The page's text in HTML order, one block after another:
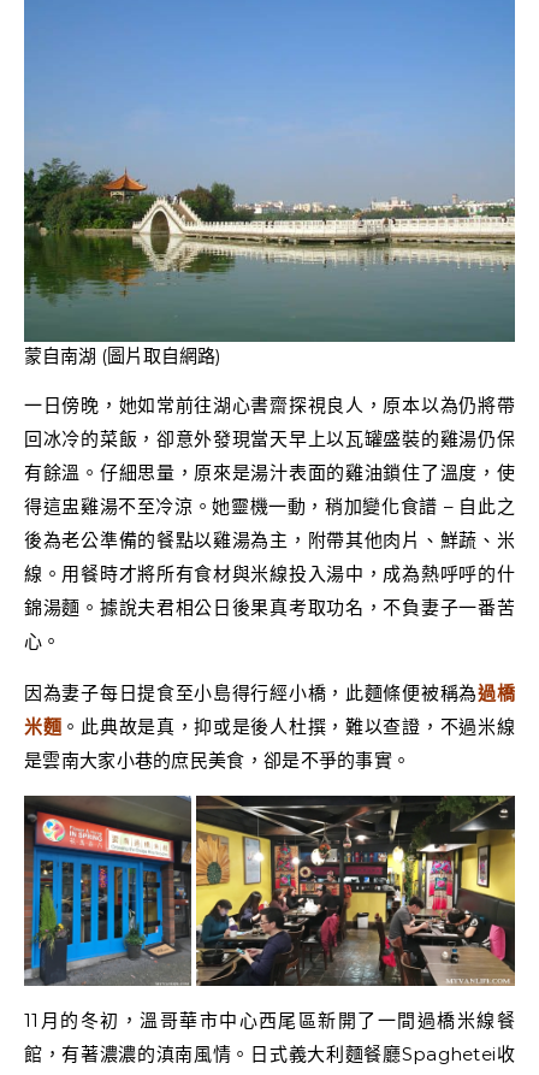
蒙自南湖 (圖片取自網路)
一日傍晚，她如常前往湖心書齋探視良人，原本以為仍將帶
回冰冷的菜飯，卻意外發現當天早上以瓦罐盛裝的雞湯仍保
有餘溫。仔細思量，原來是湯汁表面的雞油鎖住了溫度，使
得這盅雞湯不至冷涼。她靈機一動，稍加變化食譜 – 自此之
後為老公準備的餐點以雞湯為主，附帶其他肉片、鮮蔬、米
線。用餐時才將所有食材與米線投入湯中，成為熱呼呼的什
錦湯麵。據說夫君相公日後果真考取功名，不負妻子一番苦
心。
因為妻子每日提食至小島得行經小橋，此麵條便被稱為過橋
米麵 。此典故是真，抑或是後人杜撰，難以查證，不過米線
是雲南大家小巷的庶民美食，卻是不爭的事實。
11月的冬初，溫哥華市中心西尾區新開了一間過橋米線餐
館，有著濃濃的滇南風情。日式義大利麵餐廳Spaghetei收